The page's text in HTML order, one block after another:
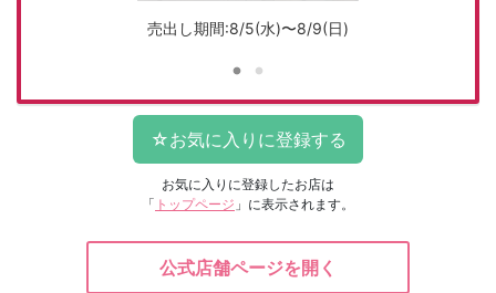
売出し期間:8/5(水)〜8/9(日)
お気に入りに登録したお店は
「 トップページ 」に表示されます。
公式店舗ページを開く